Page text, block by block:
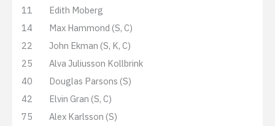
11
Edith Moberg
14
Max Hammond (S, C)
22
John Ekman (S, K, C)
25
Alva Juliusson Kollbrink
40
Douglas Parsons (S)
42
Elvin Gran (S, C)
75
Alex Karlsson (S)